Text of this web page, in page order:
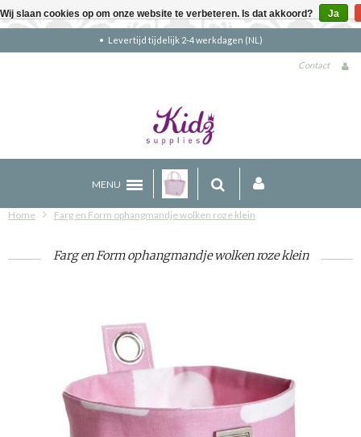
Gratis verzending boven €90 (NL)
Contact
MENU
Home Farg en Form ophangmandje wolken roze klein
Farg en Form ophangmandje wolken roze klein
Wij slaan cookies op om onze website te verbeteren. Is dat akkoord? Ja